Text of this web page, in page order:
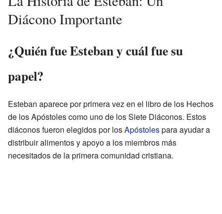
Diácono Importante
¿Quién fue Esteban y cuál fue su
papel?
Esteban aparece por primera vez en el libro de los Hechos
de los Apóstoles como uno de los Siete Diáconos. Estos
diáconos fueron elegidos por losApóstolespara ayudar a
distribuir alimentos y apoyo a los miembros más
necesitados de la primera comunidad cristiana.